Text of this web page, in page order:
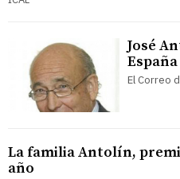
José
España
El Correo
La familia Antolín,
año